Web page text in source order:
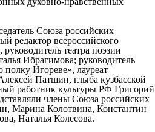
Союза российских
редактор всероссийского
театра поэзии
Ибрагимова; руководитель
Игореве», лауреат
Патшин, глыба кузбасской
работник культуры РФ Григорий
члены Союза российских
Марина Колотвина, Константин
Наталья Колесова.